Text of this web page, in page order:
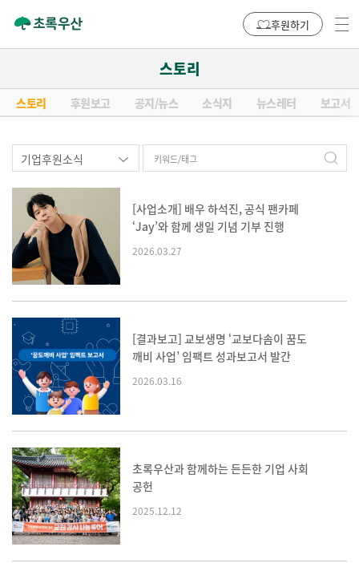
후원하기
스토리
스토리 후원보고 공지/뉴스 소식지 뉴스레터 보고서
[사업소개] 배우 하석진, 공식 팬카페
‘Jay’와 함께 생일 기념 기부 진행
2026.03.27
[결과보고] 교보생명 ‘교보다솜이 꿈도
깨비 사업’ 임팩트 성과보고서 발간
2026.03.16
초록우산과 함께하는 든든한 기업 사회
공헌
2025.12.12